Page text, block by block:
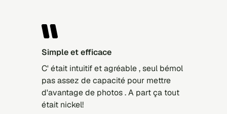
Simple et efficace
C' était intuitif et agréable , seul bémol
pas assez de capacité pour mettre
d'avantage de photos . A part ça tout
était nickel!